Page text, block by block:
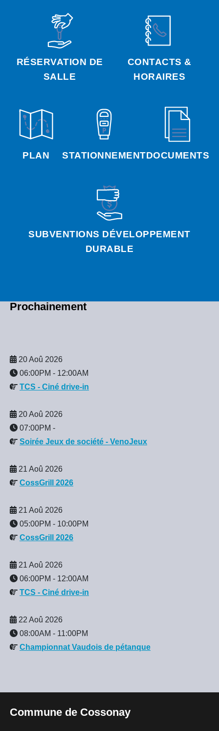
RÉSERVATION DE
SALLE
CONTACTS &
HORAIRES
PLAN STATIONNEMENTDOCUMENTS
SUBVENTIONS DÉVELOPPEMENT
DURABLE
Prochainement
20 Aoû 2026
06:00PM - 12:00AM
TCS - Ciné drive-in
20 Aoû 2026
07:00PM -
Soirée Jeux de société - VenoJeux
21 Aoû 2026
CossGrill 2026
21 Aoû 2026
05:00PM - 10:00PM
CossGrill 2026
21 Aoû 2026
06:00PM - 12:00AM
TCS - Ciné drive-in
22 Aoû 2026
08:00AM - 11:00PM
Championnat Vaudois de pétanque
Commune de Cossonay